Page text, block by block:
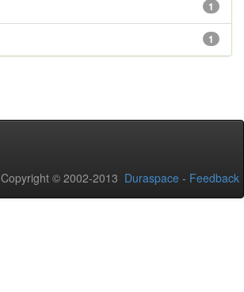
1
1
Copyright © 2002-2013 Duraspace - Feedback